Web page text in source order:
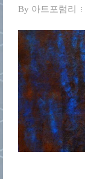
By 아트포럼리